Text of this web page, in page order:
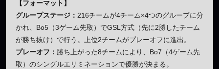
【フォーマット】
グループステージ： 216チームが4チーム×4つのグループに分
かれ、Bo5（3ゲーム先取）でGSL方式（先に2勝したチーム
が勝ち抜け）で行う。上位2チームがプレーオフに進出。
プレーオフ： 勝ち上がった8チームにより、Bo7（4ゲーム先
取）のシングルエリミネーションで優勝が決まる。